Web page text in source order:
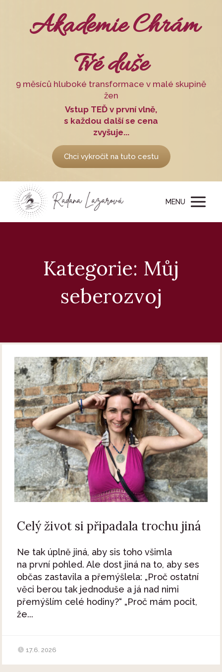
Akademie Chrám
Tvé duše
9 měsíců hluboké transformace v malé skupině
žen
Vstup TEĎ v první vlně,
s každou další se cena
zvyšuje...
Chci vykročit na tuto cestu
MENU
Kategorie: Můj
seberozvoj
Celý život si připadala trochu jiná
Ne tak úplně jiná, aby sis toho všimla
na první pohled. Ale dost jiná na to, aby ses
občas zastavila a přemýšlela: „Proč ostatní
věci berou tak jednoduše a já nad nimi
přemýšlím celé hodiny?“ „Proč mám pocit,
že...
17.6. 2026